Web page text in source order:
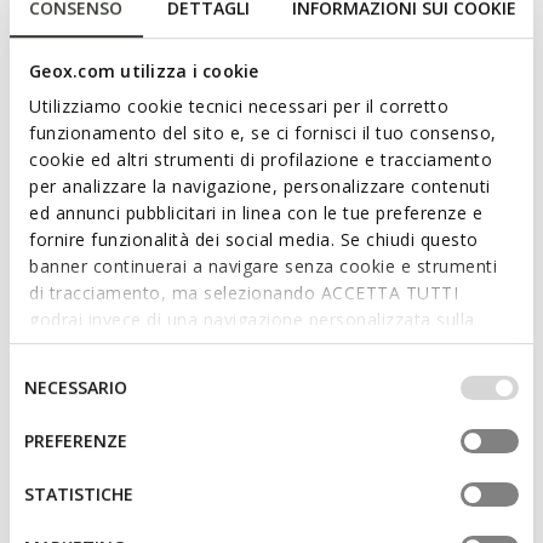
CONSENSO DETTAGLI INFORMAZIONI SUI COOKIE
Geox.com utilizza i cookie
Utilizziamo cookie tecnici necessari per il corretto
funzionamento del sito e, se ci fornisci il tuo consenso,
cookie ed altri strumenti di profilazione e tracciamento
per analizzare la navigazione, personalizzare contenuti
ed annunci pubblicitari in linea con le tue preferenze e
fornire funzionalità dei social media. Se chiudi questo
banner continuerai a navigare senza cookie e strumenti
di tracciamento, ma selezionando ACCETTA TUTTI
godrai invece di una navigazione personalizzata sulla
base dei tuoi gusti ed interessi. Selezionando
IMPOSTAZIONI potrai anche scegliere quali cookies ed
altri strumenti di tracciamento autorizzare. Per maggiori
informazioni o per modificare in qualsiasi momento le
tue impostazioni, visita la nostra
del
consenso
NECESSARIO
PREFERENZE
STATISTICHE
3D
SPHERICA ECUB-1 HOMME
140,00€
NEW IN
GXCP-01 HOMME
2 COULEURS